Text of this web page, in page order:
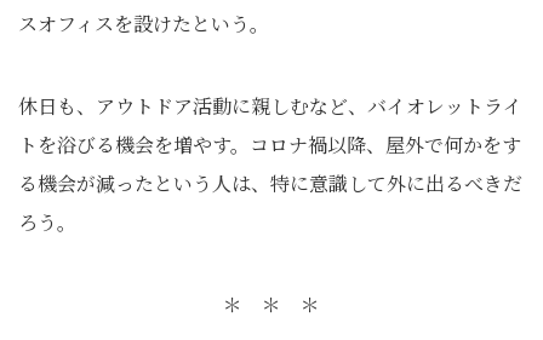
スオフィスを設けたという。
休日も、アウトドア活動に親しむなど、バイオレットライ
トを浴びる機会を増やす。コロナ禍以降、屋外で何かをす
る機会が減ったという人は、特に意識して外に出るべきだ
ろう。
＊ ＊ ＊